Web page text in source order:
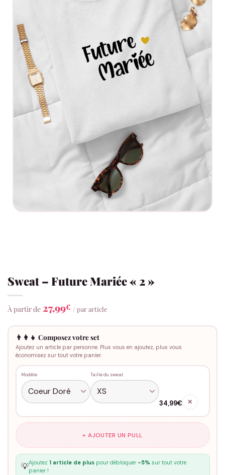
Sweat – Future Mariée « 2 »
À partir de 27,99€ / par article
👨‍👩‍👧 Composez votre set
Ajoutez un article par personne. Plus vous en ajoutez, plus vous
économisez sur tout votre panier.
Modèle Taille du sweat
34,99€ ✕
+ AJOUTER UN PULL
💡Ajoutez 1 article de pluspour débloquer -5% sur tout votre
panier !